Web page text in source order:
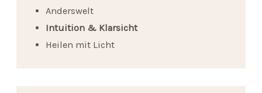
Anderswelt
Intuition & Klarsicht
Heilen mit Licht